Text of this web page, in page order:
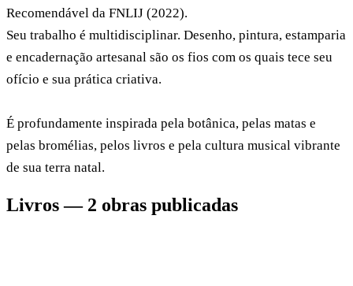
Recomendável da FNLIJ (2022).
Seu trabalho é multidisciplinar. Desenho, pintura, estamparia
e encadernação artesanal são os fios com os quais tece seu
ofício e sua prática criativa.
É profundamente inspirada pela botânica, pelas matas e
pelas bromélias, pelos livros e pela cultura musical vibrante
de sua terra natal.
Livros — 2 obras publicadas